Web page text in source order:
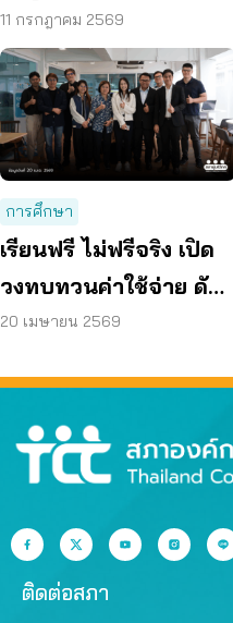
แห่งชาติ ลดเหลื่อมล้ำ –
เพิ่มคุณภาพผู้เรียน
11 กรกฎาคม 2569
การศึกษา
เรียนฟรี ไม่ฟรีจริง เปิด
วงทบทวนค่าใช้จ่าย ดัน
แก้ พ.ร.บ.การศึกษาฯ
20 เมษายน 2569
ติดต่อสภา